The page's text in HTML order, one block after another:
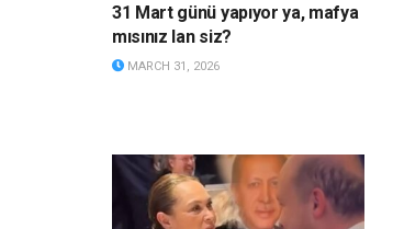
31 Mart günü yapıyor ya, mafya
mısınız lan siz?
MARCH 31, 2026